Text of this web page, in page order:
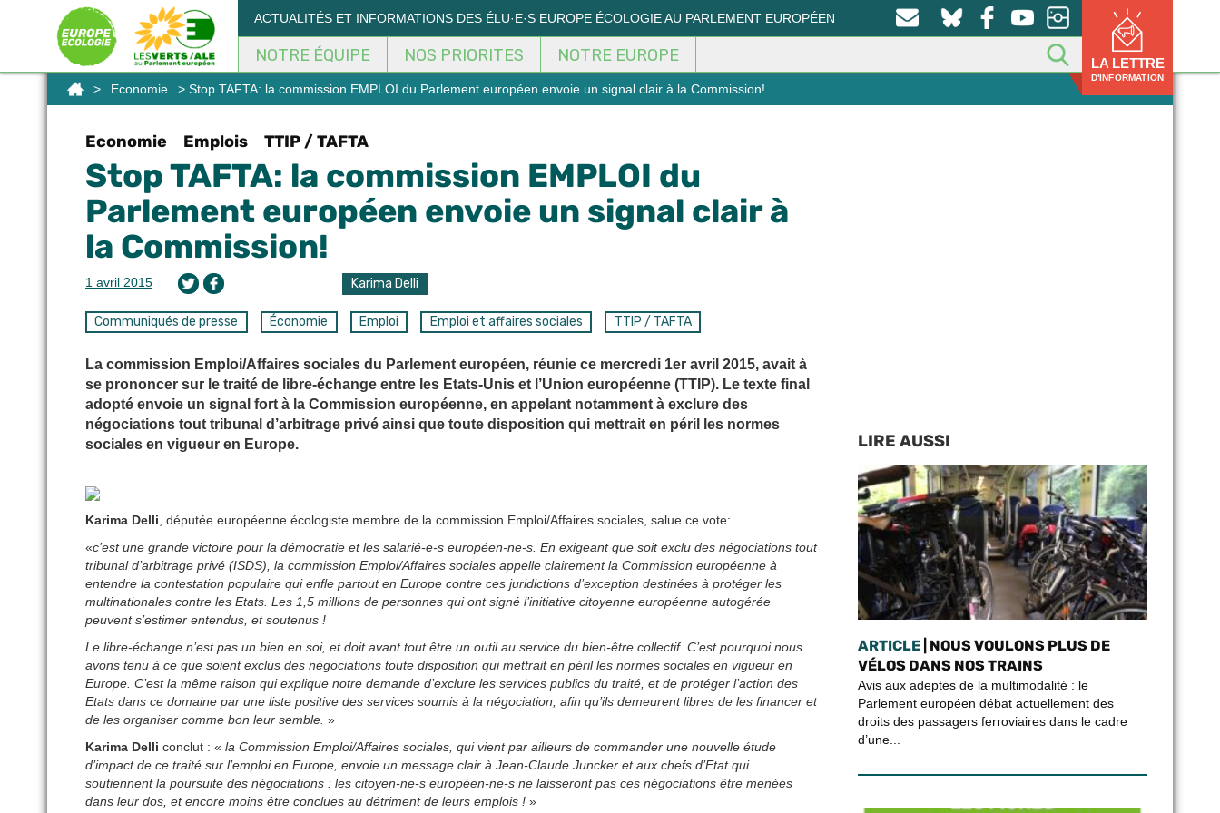
ACTUALITÉS ET INFORMATIONS DES ÉLU·E·S EUROPE ÉCOLOGIE AU PARLEMENT EUROPÉEN
NOTRE ÉQUIPE NOS PRIORITES NOTRE EUROPE LA LETTRE
D'INFORMATION
> Economie > Stop TAFTA: la commission EMPLOI du Parlement européen envoie un signal clair à la Commission!
Economie Emplois TTIP / TAFTA
Stop TAFTA: la commission EMPLOI du
Parlement européen envoie un signal clair à
la Commission!
1 avril 2015 Karima Delli
Communiqués de presse Économie Emploi Emploi et affaires sociales TTIP / TAFTA
La commission Emploi/Affaires sociales du Parlement européen, réunie ce mercredi 1er avril 2015, avait à
se prononcer sur le traité de libre-échange entre les Etats-Unis et l’Union européenne (TTIP). Le texte final
adopté envoie un signal fort à la Commission européenne, en appelant notamment à exclure des
négociations tout tribunal d’arbitrage privé ainsi que toute disposition qui mettrait en péril les normes
sociales en vigueur en Europe.
Karima Delli , députée européenne écologiste membre de la commission Emploi/Affaires sociales, salue ce vote:
«c’est une grande victoire pour la démocratie et les salarié-e-s européen-ne-s. En exigeant que soit exclu des négociations tout
tribunal d’arbitrage privé (ISDS), la commission Emploi/Affaires sociales appelle clairement la Commission européenne à
entendre la contestation populaire qui enfle partout en Europe contre ces juridictions d’exception destinées à protéger les
multinationales contre les Etats. Les 1,5 millions de personnes qui ont signé l’initiative citoyenne européenne autogérée
peuvent s’estimer entendus, et soutenus !
Le libre-échange n’est pas un bien en soi, et doit avant tout être un outil au service du bien-être collectif. C’est pourquoi nous
avons tenu à ce que soient exclus des négociations toute disposition qui mettrait en péril les normes sociales en vigueur en
Europe. C’est la même raison qui explique notre demande d’exclure les services publics du traité, et de protéger l’action des
Etats dans ce domaine par une liste positive des services soumis à la négociation, afin qu’ils demeurent libres de les financer et
de les organiser comme bon leur semble. »
Karima Delli conclut : « la Commission Emploi/Affaires sociales, qui vient par ailleurs de commander une nouvelle étude
d’impact de ce traité sur l’emploi en Europe, envoie un message clair à Jean-Claude Juncker et aux chefs d’Etat qui
soutiennent la poursuite des négociations : les citoyen-ne-s européen-ne-s ne laisseront pas ces négociations être menées
dans leur dos, et encore moins être conclues au détriment de leurs emplois ! »
LIRE AUSSI
ARTICLE| NOUS VOULONS PLUS DE
VÉLOS DANS NOS TRAINS
Avis aux adeptes de la multimodalité : le
Parlement européen débat actuellement des
droits des passagers ferroviaires dans le cadre
d’une...
Panneau de gestion des cookies